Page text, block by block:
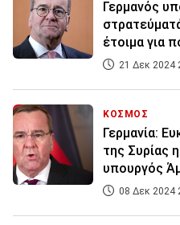
Γερμανός
έτοιμα για
21 Δεκ 2024
ΚΟΣΜΟΣ
Γερμανία:
της Συρίας
υπουργός
08 Δεκ 2024